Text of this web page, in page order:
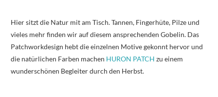
Hier sitzt die Natur mit am Tisch. Tannen, Fingerhüte, Pilze und
vieles mehr finden wir auf diesem ansprechenden Gobelin. Das
Patchworkdesign hebt die einzelnen Motive gekonnt hervor und
die natürlichen Farben machen HURON PATCH zu einem
wunderschönen Begleiter durch den Herbst.